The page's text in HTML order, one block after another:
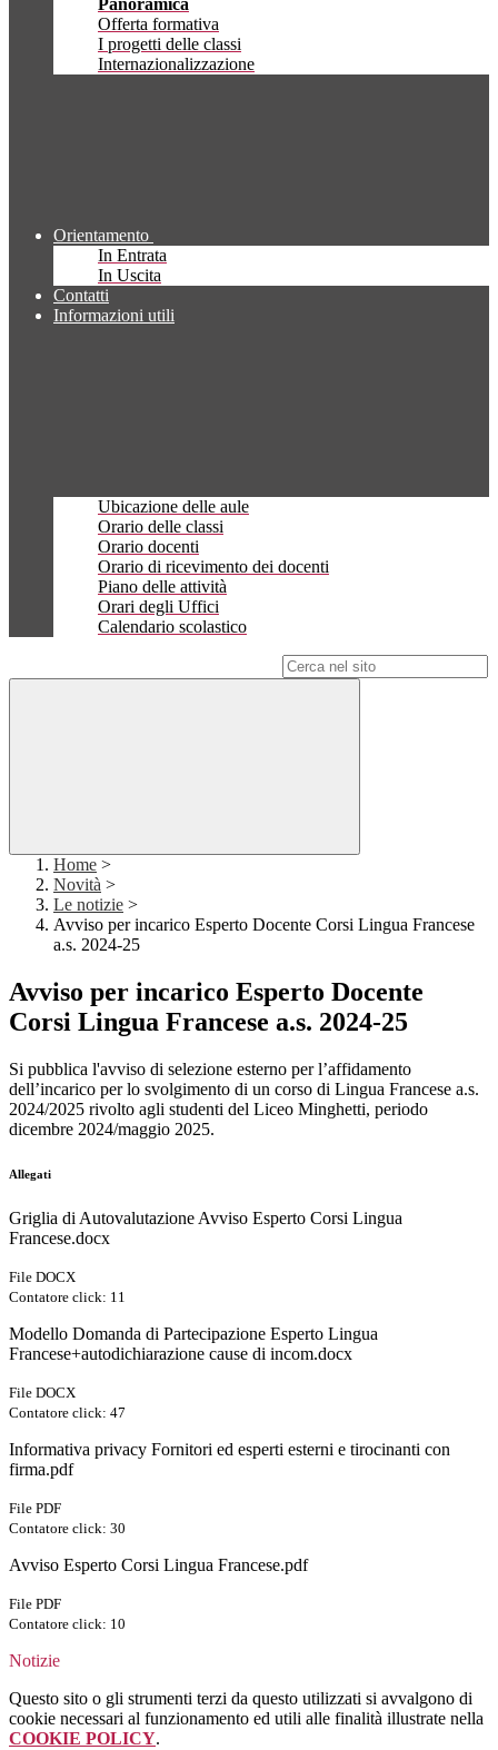
Panoramica
Offerta formativa
I progetti delle classi
Internazionalizzazione
Orientamento
In Entrata
In Uscita
Contatti
Informazioni utili
Ubicazione delle aule
Orario delle classi
Orario docenti
Orario di ricevimento dei docenti
Piano delle attività
Orari degli Uffici
Calendario scolastico
Home >
Novità >
Le notizie >
Avviso per incarico Esperto Docente Corsi Lingua Francese
a.s. 2024-25
Avviso per incarico Esperto Docente
Corsi Lingua Francese a.s. 2024-25
Si pubblica l'avviso di selezione esterno per l’affidamento
dell’incarico per lo svolgimento di un corso di Lingua Francese a.s.
2024/2025 rivolto agli studenti del Liceo Minghetti, periodo
dicembre 2024/maggio 2025.
Allegati
Griglia di Autovalutazione Avviso Esperto Corsi Lingua
Francese.docx
File DOCX
Contatore click: 11
Modello Domanda di Partecipazione Esperto Lingua
Francese+autodichiarazione cause di incom.docx
File DOCX
Contatore click: 47
Informativa privacy Fornitori ed esperti esterni e tirocinanti con
firma.pdf
File PDF
Contatore click: 30
Avviso Esperto Corsi Lingua Francese.pdf
File PDF
Contatore click: 10
Notizie
Questo sito o gli strumenti terzi da questo utilizzati si avvalgono di
cookie necessari al funzionamento ed utili alle finalità illustrate nella
COOKIE POLICY.